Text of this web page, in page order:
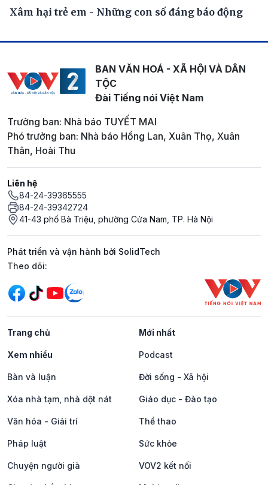
Xâm hại trẻ em - Những con số đáng báo động
BAN VĂN HOÁ - XÃ HỘI VÀ DÂN
TỘC
Đài Tiếng nói Việt Nam
Trưởng ban: Nhà báo TUYẾT MAI
Phó trưởng ban: Nhà báo Hồng Lan, Xuân Thọ, Xuân
Thân, Hoài Thu
Liên hệ
84-24-39365555
84-24-39342724
41-43 phố Bà Triệu, phường Cửa Nam, TP. Hà Nội
Phát triển và vận hành bởi SolidTech
Mạng xã hội
Theo dõi:
Trang chủ Mới nhất
Xem nhiều Podcast
Bàn và luận Đời sống - Xã hội
Xóa nhà tạm, nhà dột nát Giáo dục - Đào tạo
Văn hóa - Giải trí Thể thao
Pháp luật Sức khỏe
Chuyện người già VOV2 kết nối